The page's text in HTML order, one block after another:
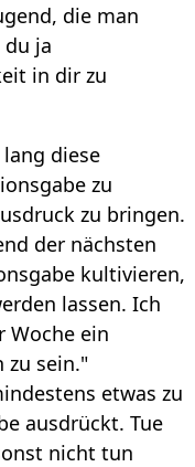
die man
ja
in dir zu
diese
zu
zu bringen.
der nächsten
kultivieren,
lassen. Ich
Woche ein
zu sein."
etwas zu
ausdrückt. Tue
nicht tun